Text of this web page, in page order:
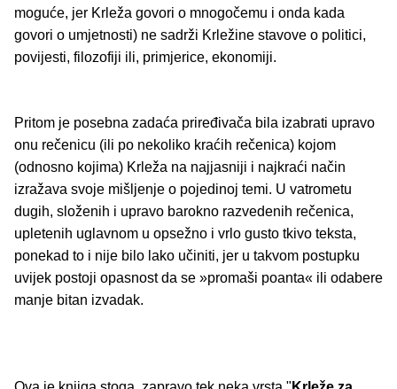
moguće, jer Krleža govori o mnogočemu i onda kada
govori o umjetnosti) ne sadrži Krležine stavove o politici,
povijesti, filozofiji ili, primjerice, ekonomiji.
Pritom je posebna zadaća priređivača bila izabrati upravo
onu rečenicu (ili po nekoliko kraćih rečenica) kojom
(odnosno kojima) Krleža na najjasniji i najkraći način
izražava svoje mišljenje o pojedinoj temi. U vatrometu
dugih, složenih i upravo barokno razvedenih rečenica,
upletenih uglavnom u opsežno i vrlo gusto tkivo teksta,
ponekad to i nije bilo lako učiniti, jer u takvom postupku
uvijek postoji opasnost da se »promaši poanta« ili odabere
manje bitan izvadak.